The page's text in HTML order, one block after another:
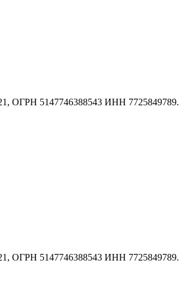
ОГРН 5147746388543 ИНН 7725849789.
ОГРН 5147746388543 ИНН 7725849789.